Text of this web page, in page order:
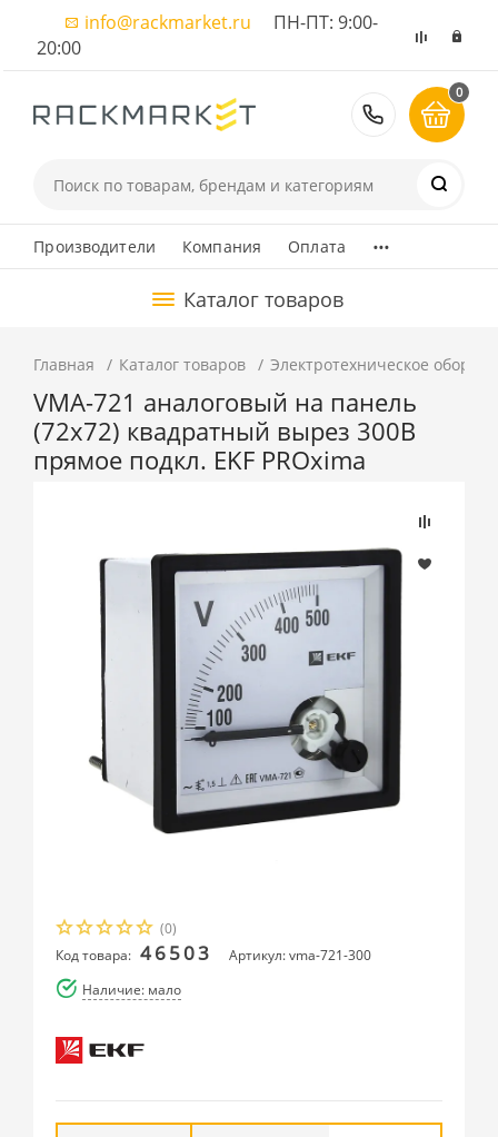
info@rackmarket.ru ПН-ПТ: 9:00-
20:00
8 (495)
0
Производители Компания Оплата ...
Каталог товаров
Главная Каталог товаров Электротехническое
VMA-721 аналоговый на панель
(72х72) квадратный вырез 300В
прямое подкл. EKF PROxima
(0)
Код товара: 46503
Артикул: vma-721-300
Наличие: мало